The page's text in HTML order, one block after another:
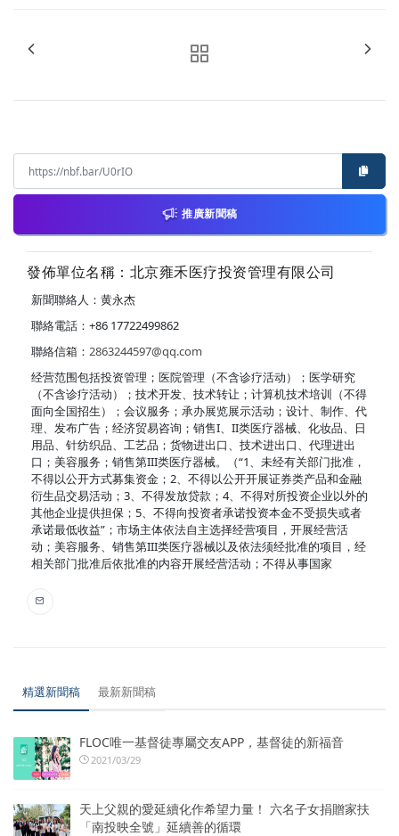
推廣新聞稿
發佈單位名稱：北京雍禾医疗投资管理有限公司
新聞聯絡人：黄永杰
聯絡電話：+86 17722499862
聯絡信箱： 2863244597@qq.com
经营范围包括投资管理；医院管理（不含诊疗活动）；医学研究
（不含诊疗活动）；技术开发、技术转让；计算机技术培训（不得
面向全国招生）；会议服务；承办展览展示活动；设计、制作、代
理、发布广告；经济贸易咨询；销售I、II类医疗器械、化妆品、日
用品、针纺织品、工艺品；货物进出口、技术进出口、代理进出
口；美容服务；销售第III类医疗器械。（“1、未经有关部门批准，
不得以公开方式募集资金；2、不得以公开开展证券类产品和金融
衍生品交易活动；3、不得发放贷款；4、不得对所投资企业以外的
其他企业提供担保；5、不得向投资者承诺投资本金不受损失或者
承诺最低收益”；市场主体依法自主选择经营项目，开展经营活
动；美容服务、销售第III类医疗器械以及依法须经批准的项目，经
相关部门批准后依批准的内容开展经营活动；不得从事国家
精選新聞稿 最新新聞稿
FLOC唯一基督徒專屬交友APP，基督徒的新福音
2021/03/29
天上父親的愛延續化作希望力量！ 六名子女捐贈家扶
「南投映全號」延續善的循環